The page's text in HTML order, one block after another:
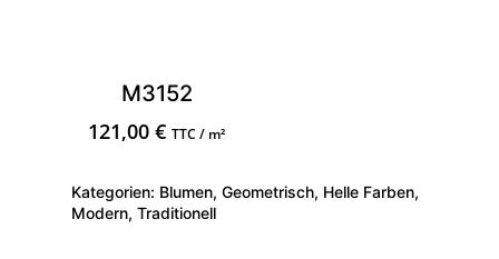
M3152
121,00€ TTC / m²
Kategorien: Blumen, Geometrisch, Helle Farben,
Modern, Traditionell